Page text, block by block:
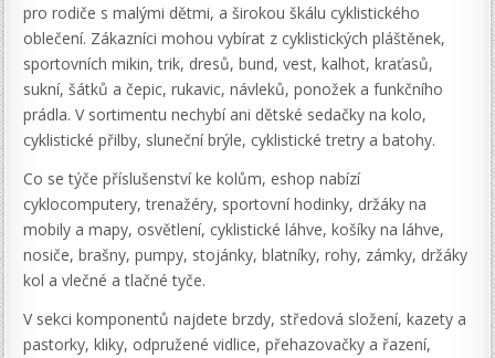
pro rodiče s malými dětmi, a širokou škálu cyklistického
oblečení. Zákazníci mohou vybírat z cyklistických pláštěnek,
sportovních mikin, trik, dresů, bund, vest, kalhot, kraťasů,
sukní, šátků a čepic, rukavic, návleků, ponožek a funkčního
prádla. V sortimentu nechybí ani dětské sedačky na kolo,
cyklistické přilby, sluneční brýle, cyklistické tretry a batohy.
Co se týče příslušenství ke kolům, eshop nabízí
cyklocomputery, trenažéry, sportovní hodinky, držáky na
mobily a mapy, osvětlení, cyklistické láhve, košíky na láhve,
nosiče, brašny, pumpy, stojánky, blatníky, rohy, zámky, držáky
kol a vlečné a tlačné tyče.
V sekci komponentů najdete brzdy, středová složení, kazety a
pastorky, kliky, odpružené vidlice, přehazovačky a řazení,